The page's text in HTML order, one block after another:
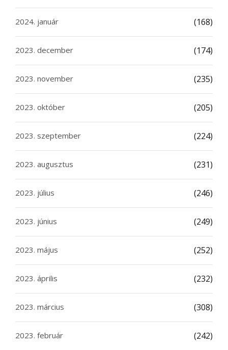
2024. január (168)
2023. december (174)
2023. november (235)
2023. október (205)
2023. szeptember (224)
2023. augusztus (231)
2023. július (246)
2023. június (249)
2023. május (252)
2023. április (232)
2023. március (308)
2023. február (242)